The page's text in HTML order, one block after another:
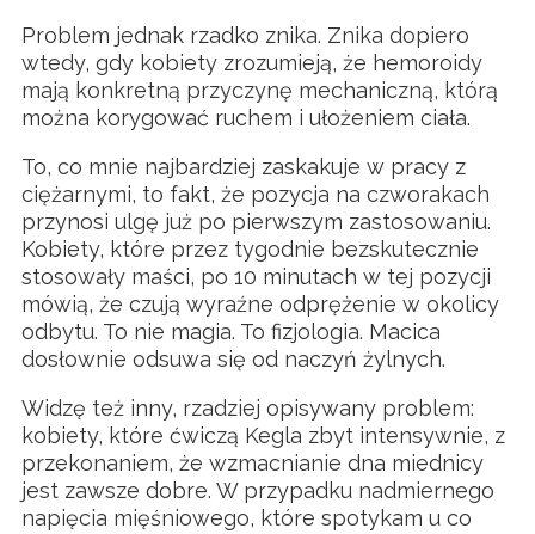
Problem jednak rzadko znika. Znika dopiero
wtedy, gdy kobiety zrozumieją, że hemoroidy
mają konkretną przyczynę mechaniczną, którą
można korygować ruchem i ułożeniem ciała.
To, co mnie najbardziej zaskakuje w pracy z
ciężarnymi, to fakt, że pozycja na czworakach
przynosi ulgę już po pierwszym zastosowaniu.
Kobiety, które przez tygodnie bezskutecznie
stosowały maści, po 10 minutach w tej pozycji
mówią, że czują wyraźne odprężenie w okolicy
odbytu. To nie magia. To fizjologia. Macica
dosłownie odsuwa się od naczyń żylnych.
Widzę też inny, rzadziej opisywany problem:
kobiety, które ćwiczą Kegla zbyt intensywnie, z
przekonaniem, że wzmacnianie dna miednicy
jest zawsze dobre. W przypadku nadmiernego
napięcia mięśniowego, które spotykam u co